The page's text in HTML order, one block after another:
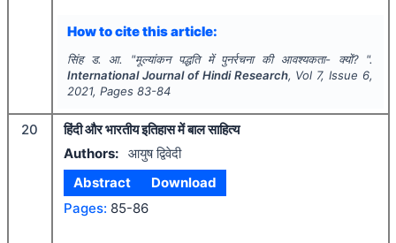
How to cite this article:
सिंह ड. आ. "मूल्यांकन पद्धति में पुनर्रचना की आवश्यकता- क्यों? ".
International Journal of Hindi Research, Vol 7, Issue 6,
2021, Pages 83-84
20
हिंदी और भारतीय इतिहास में बाल साहित्य
Authors: आयुष द्विवेदी
Abstract
Download
Pages: 85-86